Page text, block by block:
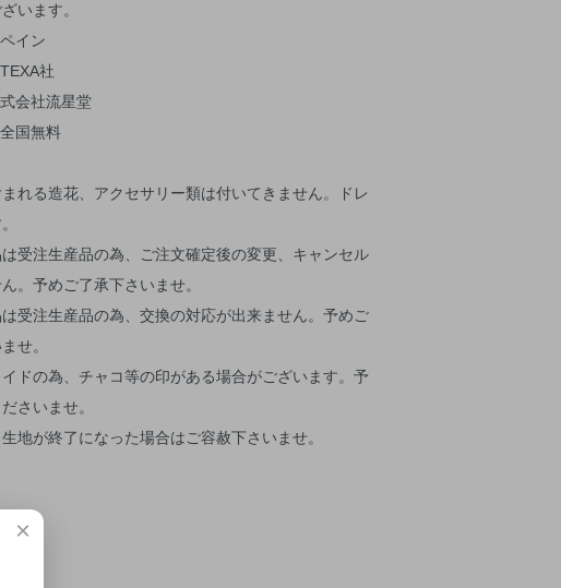
ざいます。
イン
社
会社流星堂
国無料
れる造花、アクセサリー類は付いてきません。ドレ
受注生産品の為、ご注文確定後の変更、キャンセル
。予めご了承下さいませ。
受注生産品の為、交換の対応が出来ません。予めご
せ。
ドの為、チャコ等の印がある場合がございます。予
さいませ。
地が終了になった場合はご容赦下さいませ。
×